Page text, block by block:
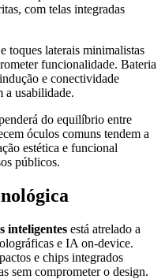
com telas integradas
toques laterais minimalistas
funcionalidade. Bateria
e conectividade
a usabilidade.
do equilíbrio entre
óculos comuns tendem a
estética e funcional
públicos.
inteligentes está atrelado a
e IA on-device.
e chips integrados
sem comprometer o design.